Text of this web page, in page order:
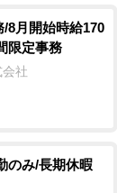
8月開始時給170
限定事務
社
のみ/長期休暇